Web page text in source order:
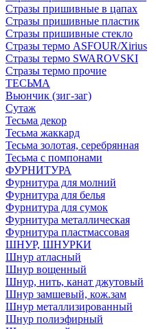
Стразы пришивные в цапах
Стразы пришивные пластик
Стразы пришивные стекло
Стразы термо ASFOUR/Xirius
Стразы термо SWAROVSKI
Стразы термо прочие
ТЕСЬМА
Вьюнчик (зиг-заг)
Сутаж
Тесьма декор
Тесьма жаккард
Тесьма золотая, серебрянная
Тесьма с помпонами
ФУРНИТУРА
Фурнитура для молний
Фурнитура для белья
Фурнитура для сумок
Фурнитура металлическая
Фурнитура пластмассовая
ШНУР, ШНУРКИ
Шнур атласный
Шнур вощенный
Шнур, нить, канат джутовый
Шнур замшевый, кож.зам
Шнур металлизированный
Шнур полиэфирный